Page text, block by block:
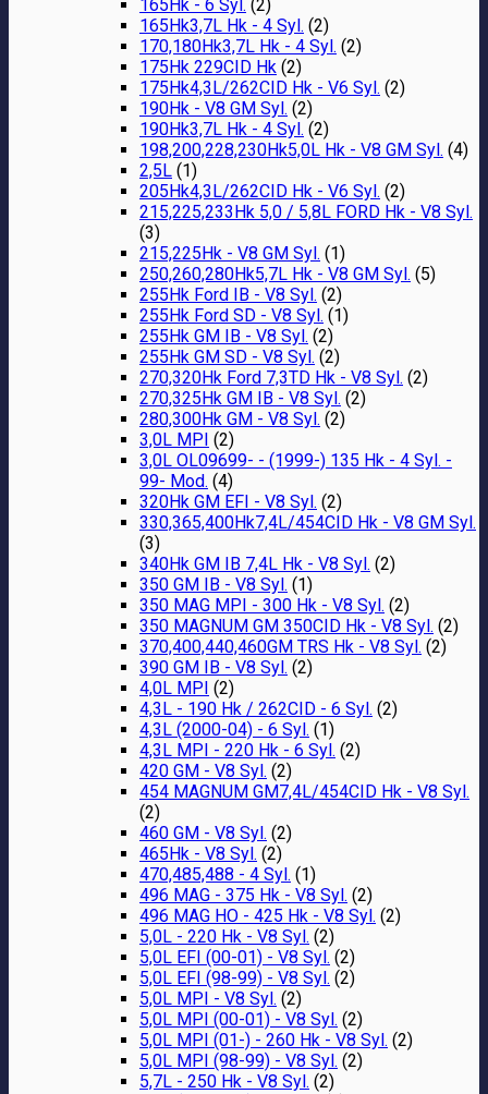
165Hk - 6 Syl. (2)
165Hk3,7L Hk - 4 Syl. (2)
170,180Hk3,7L Hk - 4 Syl. (2)
175Hk 229CID Hk (2)
175Hk4,3L/262CID Hk - V6 Syl. (2)
190Hk - V8 GM Syl. (2)
190Hk3,7L Hk - 4 Syl. (2)
198,200,228,230Hk5,0L Hk - V8 GM Syl. (4)
2,5L (1)
205Hk4,3L/262CID Hk - V6 Syl. (2)
215,225,233Hk 5,0 / 5,8L FORD Hk - V8 Syl.
(3)
215,225Hk - V8 GM Syl. (1)
250,260,280Hk5,7L Hk - V8 GM Syl. (5)
255Hk Ford IB - V8 Syl. (2)
255Hk Ford SD - V8 Syl. (1)
255Hk GM IB - V8 Syl. (2)
255Hk GM SD - V8 Syl. (2)
270,320Hk Ford 7,3TD Hk - V8 Syl. (2)
270,325Hk GM IB - V8 Syl. (2)
280,300Hk GM - V8 Syl. (2)
3,0L MPI (2)
3,0L OL09699- - (1999-) 135 Hk - 4 Syl. -
99- Mod. (4)
320Hk GM EFI - V8 Syl. (2)
330,365,400Hk7,4L/454CID Hk - V8 GM Syl.
(3)
340Hk GM IB 7,4L Hk - V8 Syl. (2)
350 GM IB - V8 Syl. (1)
350 MAG MPI - 300 Hk - V8 Syl. (2)
350 MAGNUM GM 350CID Hk - V8 Syl. (2)
370,400,440,460GM TRS Hk - V8 Syl. (2)
390 GM IB - V8 Syl. (2)
4,0L MPI (2)
4,3L - 190 Hk / 262CID - 6 Syl. (2)
4,3L (2000-04) - 6 Syl. (1)
4,3L MPI - 220 Hk - 6 Syl. (2)
420 GM - V8 Syl. (2)
454 MAGNUM GM7,4L/454CID Hk - V8 Syl.
(2)
460 GM - V8 Syl. (2)
465Hk - V8 Syl. (2)
470,485,488 - 4 Syl. (1)
496 MAG - 375 Hk - V8 Syl. (2)
496 MAG HO - 425 Hk - V8 Syl. (2)
5,0L - 220 Hk - V8 Syl. (2)
5,0L EFI (00-01) - V8 Syl. (2)
5,0L EFI (98-99) - V8 Syl. (2)
5,0L MPI - V8 Syl. (2)
5,0L MPI (00-01) - V8 Syl. (2)
5,0L MPI (01-) - 260 Hk - V8 Syl. (2)
5,0L MPI (98-99) - V8 Syl. (2)
5,7L - 250 Hk - V8 Syl. (2)